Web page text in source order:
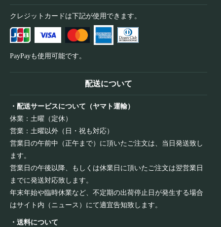
クレジットカードは下記が使用できます。
PayPayも使用可能です。
配送について
・配送サービスについて（ヤマト運輸）
休業：土曜（定休）
営業：土曜以外（日・祝も対応）
営業日の午前中（正午まで）に頂いたご注文は、当日発送致し
ます。
営業日の午後以降、もしくは休業日に頂いたご注文は翌営業日
までに発送対応致します。
年末年始や臨時休業など、不定期の出荷停止日が発生する場合
はサイト内（ニュース）にて適宜告知致します。
・送料について